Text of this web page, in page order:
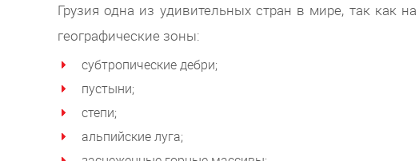
Грузия одна из удивительных стран в мире, так как
географические зоны:
субтропические дебри;
пустыни;
степи;
альпийские луга;